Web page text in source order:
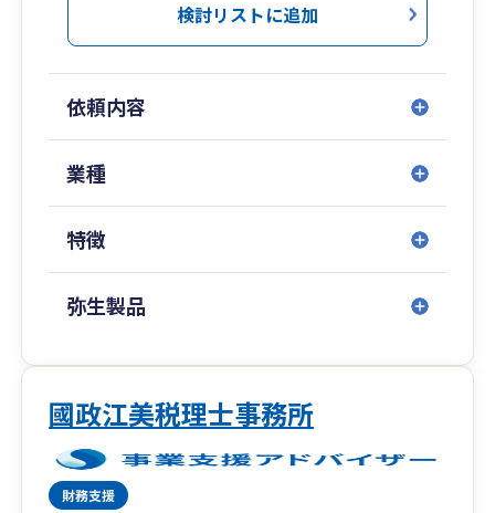
検討リストに追加
依頼内容
業種
特徴
弥生製品
國政江美税理士事務所